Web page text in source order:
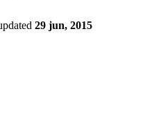
29 jun, 2015